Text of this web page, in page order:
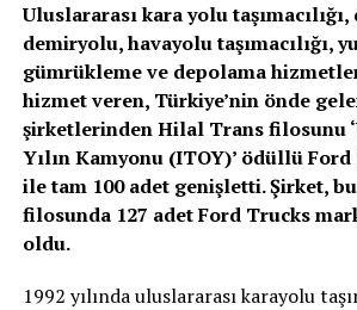
Uluslararası kara yolu
demiryolu, havayolu taşımacılığı,
gümrükleme ve depolama
hizmet veren, Türkiye’nin önde
şirketlerinden Hilal Trans filosunu
Yılın Kamyonu (ITOY)’ ödüllü
ile tam 100 adet genişletti. Şirket,
filosunda 127 adet Ford Trucks
oldu.
1992 yılında uluslararası karayolu